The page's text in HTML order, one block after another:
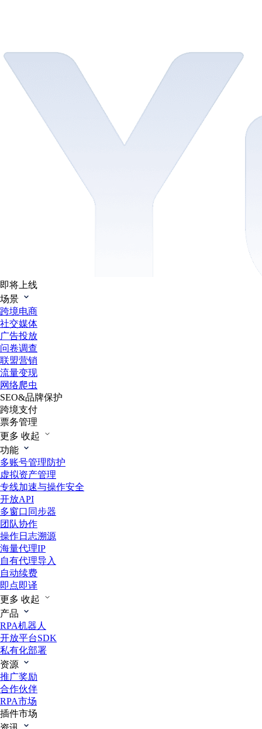
即将上线
场景
跨境电商
社交媒体
广告投放
问卷调查
联盟营销
流量变现
网络爬虫
SEO&品牌保护
跨境支付
票务管理
更多 收起
功能
多账号管理防护
虚拟资产管理
专线加速与操作安全
开放API
多窗口同步器
团队协作
操作日志溯源
海量代理IP
自有代理导入
自动续费
即点即译
更多 收起
产品
RPA机器人
开放平台SDK
私有化部署
资源
推广奖励
合作伙伴
RPA市场
插件市场